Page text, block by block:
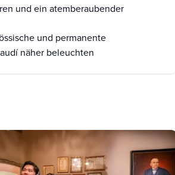
und ein atemberaubender
und permanente
näher beleuchten